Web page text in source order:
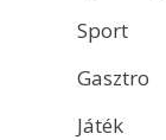
Sport
Gasztro
Játék